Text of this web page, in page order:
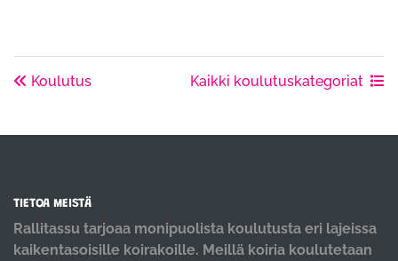
Koulutus Kaikki koulutuskategoriat
TIETOA MEISTÄ
Rallitassu tarjoaa monipuolista koulutusta eri lajeissa
kaikentasoisille koirakoille. Meillä koiria koulutetaan